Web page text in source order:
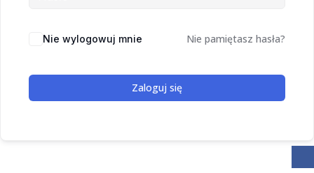
Nie wylogowuj mnie Nie pamiętasz hasła?
Zaloguj się